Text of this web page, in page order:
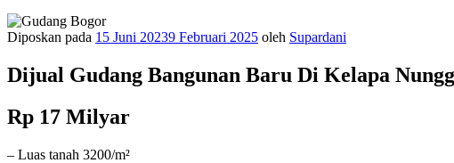
Diposkan pada 15 Juni 20239 Februari 2025 oleh Supardani
Dijual Gudang Bangunan Baru Di Kelapa
Rp 17 Milyar
– Luas tanah 3200/m²